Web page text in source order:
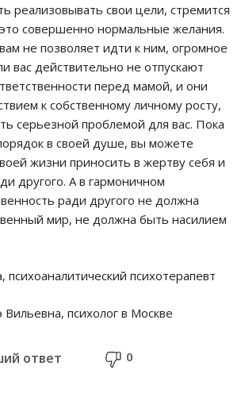
реализовывать свои цели, стремится
совершенно нормальные желания.
не позволяет идти к ним, огромное
вас действительно не отпускают
перед мамой, и они
к собственному личному росту,
серьезной проблемой для вас. Пока
в своей душе, вы можете
жизни приносить в жертву себя и
другого. А в гармоничном
ради другого не должна
мир, не должна быть насилием
психоаналитический психотерапевт
психолог в Москве
ответ 0